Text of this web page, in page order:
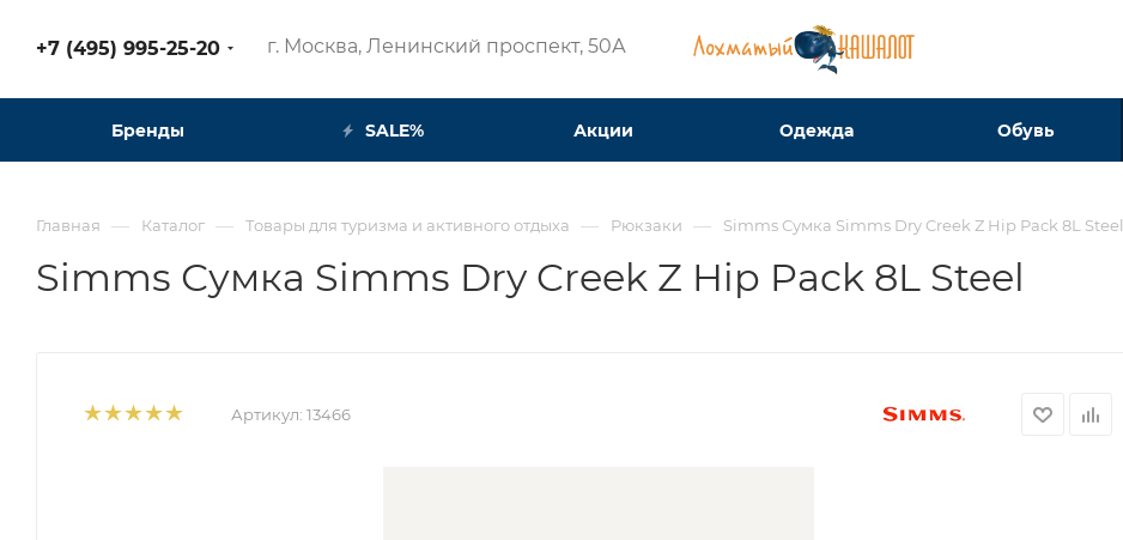
+7 (495) 995-25-20​ г. Москва, Ленинский проспект, 50А​
Бренды SALE% Акции Одежда Обувь
Главная — Каталог — Товары для туризма и активного отдыха — Рюкзаки — Simms Сумка Simms Dry Creek Z Hip Pack 8L Steel
Simms Сумка Simms Dry Creek Z Hip Pack 8L Steel
Артикул: 13466